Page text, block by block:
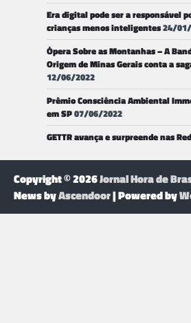
Era digital pode ser a responsável
crianças menos inteligentes24/
Ópera Sobre as Montanhas – A
Origem de Minas Gerais conta a
12/06/2022
Prêmio Consciência Ambiental
em SP07/06/2022
GETTR avança e surpreende nas
Copyright © 2026Jornal Hora de
News byAscendoor| Powered by